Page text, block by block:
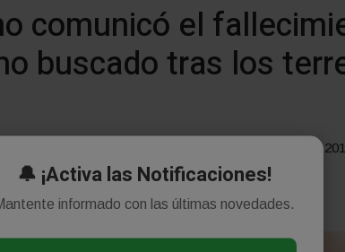
comunicó el
buscado tras los
sobre la muerte del chico, que integró la categoría
🔔 ¡Activa las Notificaciones!
informado con las últimas novedades.